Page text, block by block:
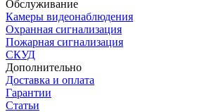
Обслуживание
Камеры видеонаблюдения
Охранная сигнализация
Пожарная сигнализация
СКУД
Дополнительно
Доставка и оплата
Гарантии
Статьи